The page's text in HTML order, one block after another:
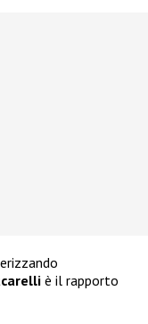
è il rapporto